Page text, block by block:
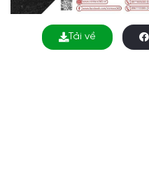
Tải về